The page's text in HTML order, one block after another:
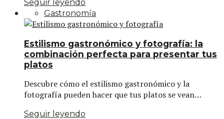
Seguir leyendo
Gastronomía
Estilismo gastronómico y fotografía: la
combinación perfecta para presentar tus
platos
Descubre cómo el estilismo gastronómico y la
fotografía pueden hacer que tus platos se vean…
Seguir leyendo